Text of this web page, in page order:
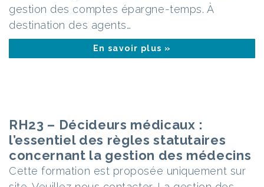
gestion des comptes épargne-temps. À
destination des agents…
En savoir plus »
RH23 – Décideurs médicaux :
l’essentiel des règles statutaires
concernant la gestion des médecins
Cette formation est proposée uniquement sur